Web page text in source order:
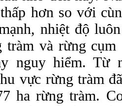
hơn so với
nhiệt độ
tràm và rừng
nguy hiểm. Từ
vực rừng tràm
ha rừng tràm.